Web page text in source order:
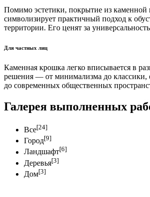
Помимо эстетики, покрытие из каменной
символизирует практичный подход к
территории. Его ценят за
Для частных лиц
Каменная крошка легко вписывается в
решения — от минимализма до классики,
до современных общественных
Галерея выполненных
Все[24]
Город[9]
Ландшафт[6]
Деревья[3]
Дом[3]